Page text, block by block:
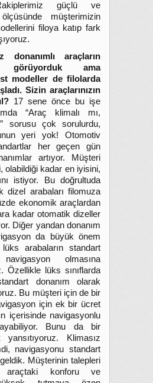
güçlü ve
ölçüsünde müşterimizin
filoya katıp fark
donanımlı araçların
görüyorduk ama
modeller de filolarda
Sizin araçlarınızın
17 sene önce bu işe
“Araç klimalı mı,
sorusu çok sorulurdu,
yeri yok! Otomotiv
her geçen gün
artıyor. Müşteri
olabildiği kadar en iyisini,
istiyor. Bu doğrultuda
dizel arabaları filomuza
ekonomik araçlardan
kadar otomatik dizeller
Diğer yandan donanım
da büyük önem
lüks arabaların standart
navigasyon olmasına
Özellikle lüks sınıflarda
donanım olarak
Bu müşteri için de bir
için ek bir ücret
içerisinde navigasyonlu
Bunu da bir
Klimasız
navigasyonu standart
Müşterinin talepleri
araçtaki konforu ve